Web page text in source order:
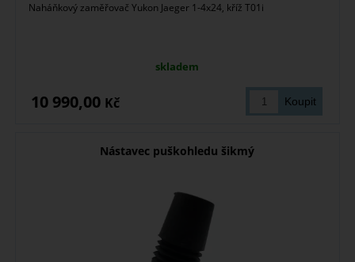
Naháňkový zaměřovač Yukon Jaeger 1-4x24, kříž T01i
skladem
10 990,00 Kč
Nástavec puškohledu šikmý